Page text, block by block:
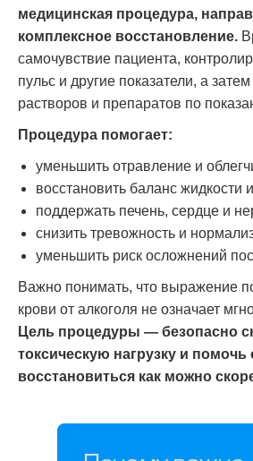
медицинская процедура,
комплексное восстановление.
самочувствие пациента,
пульс и другие показатели, а
растворов и препаратов по
Процедура помогает:
уменьшить отравление и
восстановить баланс жидкости
поддержать печень, сердце и
снизить тревожность и
уменьшить риск осложнений
Важно понимать, что выражение
крови от алкоголя не означает
Цель процедуры — безопасно
токсическую нагрузку и помочь
восстановиться как можно